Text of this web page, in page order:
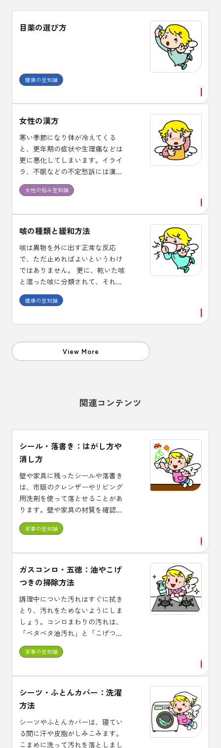
目薬の選び方
健康の豆知識
女性の漢方
寒い季節になり体が冷えてくる
と、更年期の症状や生理痛などは
更に悪化してしまいます。イライ
ラ、不眠などの不定愁訴には漢方
治療が適しており、体質に合った
漢方薬を１ヶ月程度は継続して服
女性の悩み豆知識
咳の種類と緩和方法
咳は異物を外に出す正常な反応
で、ただ止めればよいというわけ
ではありません。 更に、乾いた咳
と湿った咳に分類されて、それぞ
れに使用する薬剤が異なります。
また、咳止め薬には中枢性と末梢
を使うと症状が悪化する場合があ
健康の豆知識
View More
関連コンテンツ
シール・落書き：はがし方や
消し方
壁や家具に残ったシールや落書き
は、市販のクレンザーやリビング
用洗剤を使って落とせることがあ
ります。壁や家具の材質を確認し
てから、試してみましょう。
家事の豆知識
ガスコンロ・五徳：油やこげ
つきの掃除方法
調理中についた汚れはすぐに拭き
とり、汚れをためないようにしま
しょう。コンロまわりの汚れは、
「ベタベタ油汚れ」と「こげつき
汚れ」に分かれます。汚れに合っ
た洗剤で落としましょう。
家事の豆知識
シーツ・ふとんカバー：洗濯
方法
シーツやふとんカバーは、寝てい
る間に汗や皮脂がしみこみます。
こまめに洗って汚れを落としまし